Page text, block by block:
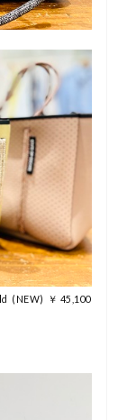
(NEW) ￥45,100